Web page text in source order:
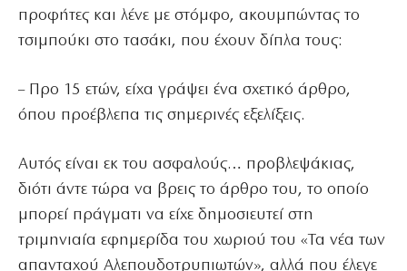
προφήτες και λένε με στόμφο, ακουμπώντας το
τσιμπούκι στο τασάκι, που έχουν δίπλα τους:
– Προ 15 ετών, είχα γράψει ένα σχετικό άρθρο,
όπου προέβλεπα τις σημερινές εξελίξεις.
Αυτός είναι εκ του ασφαλούς… προβλεψάκιας,
διότι άντε τώρα να βρεις το άρθρο του, το οποίο
μπορεί πράγματι να είχε δημοσιευτεί στη
τριμηνιαία εφημερίδα του χωριού του «Τα νέα των
απανταχού Αλεπουδοτρυπιωτών», αλλά που έλεγε